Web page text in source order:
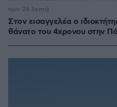
Στον εισαγγελέα ο
θάνατο του 4χρονου στην
πριν 26 λεπτά